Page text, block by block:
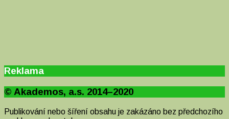
Reklama
© Akademos, a.s. 2014–2020
Publikování nebo šíření obsahu je zakázáno bez předchozího